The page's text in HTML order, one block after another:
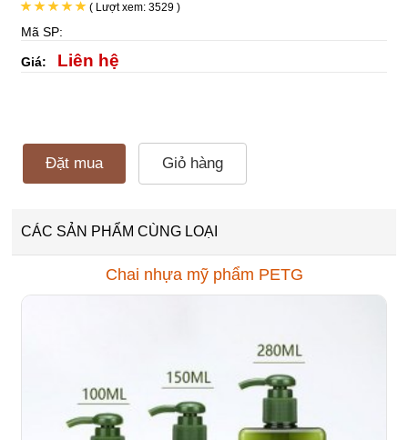
( Lượt xem: 3529 )
Mã SP:
Giá: Liên hệ
Đặt mua Giỏ hàng
CÁC SẢN PHẨM CÙNG LOẠI
Chai nhựa mỹ phẩm PETG